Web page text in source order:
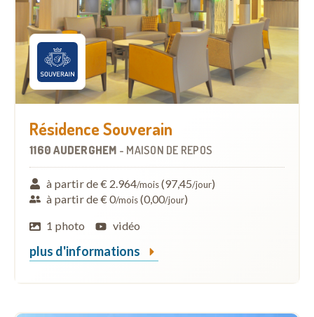
Résidence Souverain
1160 AUDERGHEM - MAISON DE REPOS
à partir de € 2.964/mois(97,45/jour)
à partir de € 0/mois(0,00/jour)
1 photo
vidéo
plus d'informations